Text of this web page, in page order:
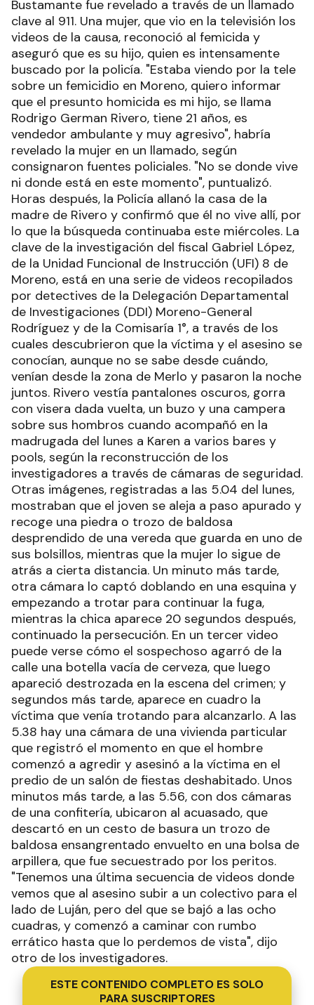
Bustamante fue revelado a través de un llamado
clave al 911. Una mujer, que vio en la televisión los
videos de la causa, reconoció al femicida y
aseguró que es su hijo, quien es intensamente
buscado por la policía. "Estaba viendo por la tele
sobre un femicidio en Moreno, quiero informar
que el presunto homicida es mi hijo, se llama
Rodrigo German Rivero, tiene 21 años, es
vendedor ambulante y muy agresivo", habría
revelado la mujer en un llamado, según
consignaron fuentes policiales. "No se donde vive
ni donde está en este momento", puntualizó.
Horas después, la Policía allanó la casa de la
madre de Rivero y confirmó que él no vive allí, por
lo que la búsqueda continuaba este miércoles. La
clave de la investigación del fiscal Gabriel López,
de la Unidad Funcional de Instrucción (UFI) 8 de
Moreno, está en una serie de videos recopilados
por detectives de la Delegación Departamental
de Investigaciones (DDI) Moreno-General
Rodríguez y de la Comisaría 1°, a través de los
cuales descubrieron que la víctima y el asesino se
conocían, aunque no se sabe desde cuándo,
venían desde la zona de Merlo y pasaron la noche
juntos. Rivero vestía pantalones oscuros, gorra
con visera dada vuelta, un buzo y una campera
sobre sus hombros cuando acompañó en la
madrugada del lunes a Karen a varios bares y
pools, según la reconstrucción de los
investigadores a través de cámaras de seguridad.
Otras imágenes, registradas a las 5.04 del lunes,
mostraban que el joven se aleja a paso apurado y
recoge una piedra o trozo de baldosa
desprendido de una vereda que guarda en uno de
sus bolsillos, mientras que la mujer lo sigue de
atrás a cierta distancia. Un minuto más tarde,
otra cámara lo captó doblando en una esquina y
empezando a trotar para continuar la fuga,
mientras la chica aparece 20 segundos después,
continuado la persecución. En un tercer video
puede verse cómo el sospechoso agarró de la
calle una botella vacía de cerveza, que luego
apareció destrozada en la escena del crimen; y
segundos más tarde, aparece en cuadro la
víctima que venía trotando para alcanzarlo. A las
5.38 hay una cámara de una vivienda particular
que registró el momento en que el hombre
comenzó a agredir y asesinó a la víctima en el
predio de un salón de fiestas deshabitado. Unos
minutos más tarde, a las 5.56, con dos cámaras
de una confitería, ubicaron al acuasado, que
descartó en un cesto de basura un trozo de
baldosa ensangrentado envuelto en una bolsa de
arpillera, que fue secuestrado por los peritos.
"Tenemos una última secuencia de videos donde
vemos que al asesino subir a un colectivo para el
lado de Luján, pero del que se bajó a las ocho
cuadras, y comenzó a caminar con rumbo
errático hasta que lo perdemos de vista", dijo
otro de los investigadores.
ESTE CONTENIDO COMPLETO ES SOLO
PARA SUSCRIPTORES